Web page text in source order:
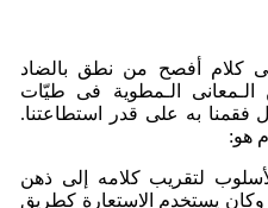
کلام أفصح من نطق بالضاد
الـمطویة فی طیّات
به علی قدر استطاعتنا.
هو:
لتقریب کلامه إلی ذهن
وکان یستخدم الاستعارة کطریق